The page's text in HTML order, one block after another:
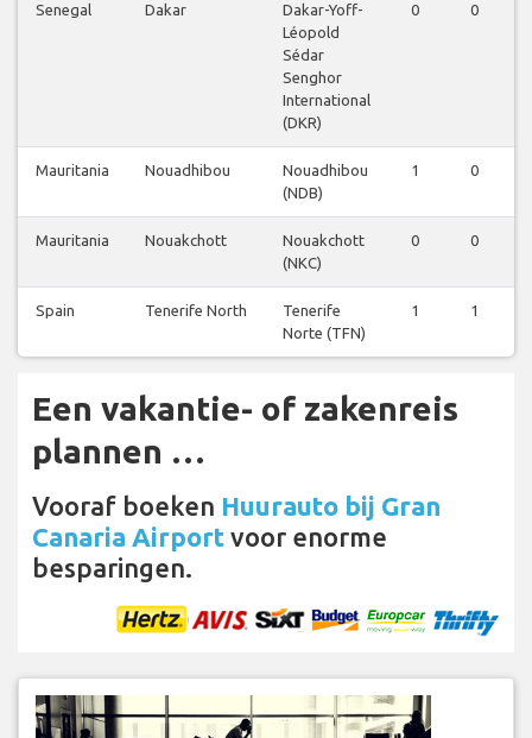
Senegal Dakar
Dakar-Yoff-
Léopold
Sédar
Senghor
International
(DKR)
0 0
Mauritania Nouadhibou
Nouadhibou
(NDB)
1 0
Mauritania Nouakchott
Nouakchott
(NKC)
0 0
Spain Tenerife North
Tenerife
Norte (TFN)
1 1
Een vakantie- of zakenreis
plannen …
Vooraf boeken Huurauto bij Gran
Canaria Airport voor enorme
besparingen.